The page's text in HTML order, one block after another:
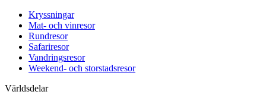
Kryssningar
Mat- och vinresor
Rundresor
Safariresor
Vandringsresor
Weekend- och storstadsresor
Världsdelar